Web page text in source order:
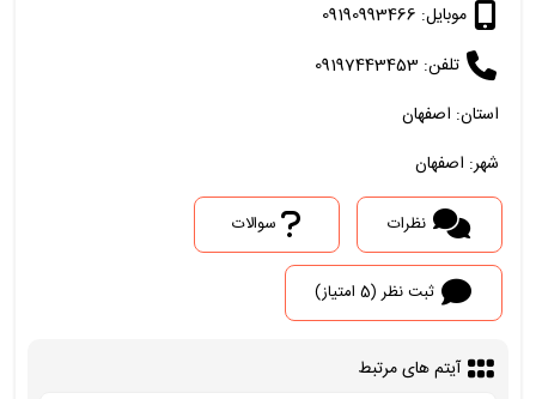
موبایل: 09190993466
تلفن: 09197443453
استان: اصفهان
شهر: اصفهان
نظرات سوالات
ثبت نظر (5 امتیاز)
آیتم های مرتبط